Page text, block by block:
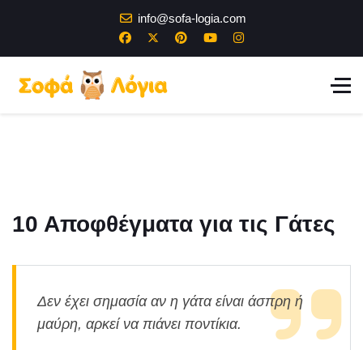
info@sofa-logia.com
10 Αποφθέγματα για τις Γάτες
Δεν έχει σημασία αν η γάτα είναι άσπρη ή
μαύρη, αρκεί να πιάνει ποντίκια.